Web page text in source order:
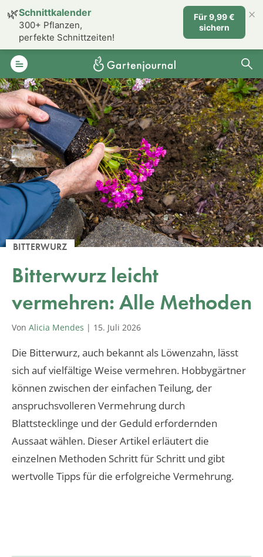
BITTERWURZ
Bitterwurz leicht
vermehren: Alle Methoden
Von Alicia Mendes | 15. Juli 2026
Die Bitterwurz, auch bekannt als Löwenzahn, lässt
sich auf vielfältige Weise vermehren. Hobbygärtner
können zwischen der einfachen Teilung, der
anspruchsvolleren Vermehrung durch
Blattstecklinge und der Geduld erfordernden
Aussaat wählen. Dieser Artikel erläutert die
einzelnen Methoden Schritt für Schritt und gibt
wertvolle Tipps für die erfolgreiche Vermehrung.
🌿Schnittkalender
300+ Pflanzen,
perfekte Schnittzeiten!
Für 9,99 €
sichern
×